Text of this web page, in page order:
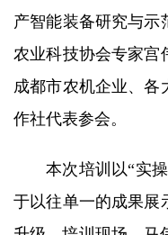
成果转化
党建文化
农科研学
园区服务
产智能装备研究与示
农业科技协会专家宫
成都市农机企业、各
作社代表参会。
本次培训以“实
于以往单一的成果展